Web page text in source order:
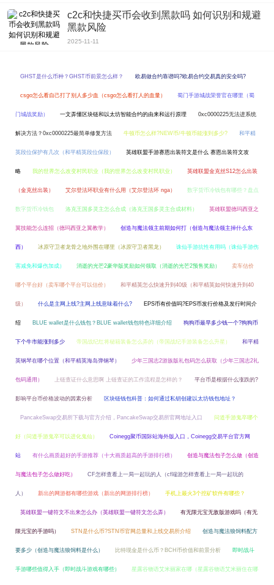
c2c和快捷买币会收到黑款吗 如何识别和规避
黑款风险
2025-11-11
GHST是什么币种？GHST币前景怎么样？ 欧易做合约靠谱吗?欧易合约交易真的安全吗?
csgo怎么看自己打了别人多少血（csgo怎么看打人的血量） 蜀门手游城战荣誉官在哪里（蜀
门城战奖励） 一文弄懂区块链和以太坊智能合约的由来和运行原理 0xc0000225无法进系统
解决方法？0xc0000225最简单修复方法 牛顿币怎么样?NEW币/牛顿币能涨到多少? 和平精
英段位保护有几次（和平精英段位保段） 英雄联盟手游赛恩出装符文是什么 赛恩出装符文攻
略 我的世界怎么改变村民职业（我的世界怎么改变村民职业） 英雄联盟金克丝S12怎么出装
（金克丝出装） 艾尔登法环职业有什么用（艾尔登法环 nga） 数字货币冷钱包有哪些？盘点
数字货币冷钱包 洛克王国多灵主怎么合成（洛克王国多灵主合成材料） 英雄联盟德玛西亚之
翼技能怎么连招（德玛西亚之翼教学） 创造与魔法领主前期如何打（创造与魔法领主掉什么东
西） 冰原守卫者龙骨之地外围在哪里（冰原守卫者黑龙） 诛仙手游抗性有用吗（诛仙手游伤
害减免和爆伤加成） 消逝的光芒2豪华版奖励如何领取（消逝的光芒2预售奖励） 卖车估价
哪个平台好（卖车哪个平台可以估价） 和平精英怎么快速升到40级（和平精英如何快速升到40
级） 什么是主网上线?主网上线意味着什么? EPS币有价值吗?EPS币发行价格及发行时间介
绍 BLUE wallet是什么钱包？BLUE wallet钱包特色详细介绍 狗狗币最早多少钱一个?狗狗币
下个牛市能涨到多少 帝国战纪红将秘籍装备怎么弄的（帝国战纪手游装备怎么升星） 和平精
英钢琴在哪个位置（和平精英海岛弹钢琴） 少年三国志2游族版礼包码怎么获取（少年三国志2礼
包码通用） 上链查证什么意思啊 上链查证的工作流程是怎样的？ 平台币是根据什么涨跌的?
影响平台币价格波动的因素分析 区块链钱包科普：如何通过私钥创建以太坊钱包地址？
PancakeSwap交易所下载与官方介绍，PancakeSwap交易所官网地址入口 问道手游鬼卒哪个
好（问道手游鬼卒可以进化鬼仙） Coinegg聚币国际站海外版入口，Coinegg交易平台官方网
站 有什么画质超好的手游推荐（十大画质超高的手游排行榜） 创造与魔法包子怎么做（创造
与魔法包子怎么做好吃） CF怎样查看上一局一起玩的人（cf端游怎样查看上一局一起玩的
人） 新出的网游都有哪些游戏（新出的网游排行榜） 手机上最火3个挖矿软件有哪些？
英雄联盟一键符文不出来怎么办（英雄联盟一键符文怎么弄） 有无限元宝无敌版游戏吗（有无
限元宝的手游吗） STN是什么币?STN币官网总量和上线交易所介绍 创造与魔法狼饲料配方
要多少（创造与魔法狼饲料是什么） 比特现金是什么币？BCH币价值和前景分析 即时战斗
手游哪些值得入手（即时战斗游戏有哪些） 星露谷物语艾米丽家在哪（星露谷物语艾米丽住在哪